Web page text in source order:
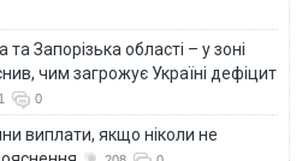
Запорізька області – у зоні
чим загрожує Україні дефіцит
0
виплати, якщо ніколи не